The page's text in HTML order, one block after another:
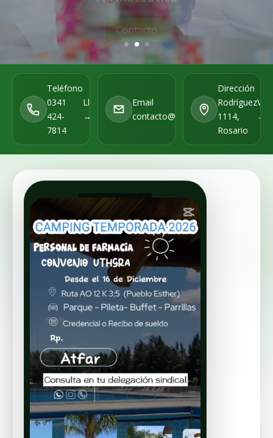
Teléfono
0341
424-
7814
Llamar
→
Email
contacto@atfar.org.ar
Escribir
→
Dirección
Rodríguez
1114,
Rosario
Ver
→